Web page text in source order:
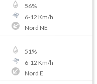
56%
6-12 Km/h
Nord NE
51%
6-12 Km/h
Nord E